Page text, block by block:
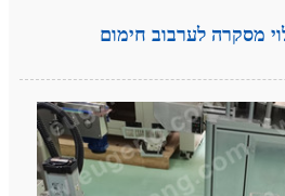
מסקרה לערבוב חימום